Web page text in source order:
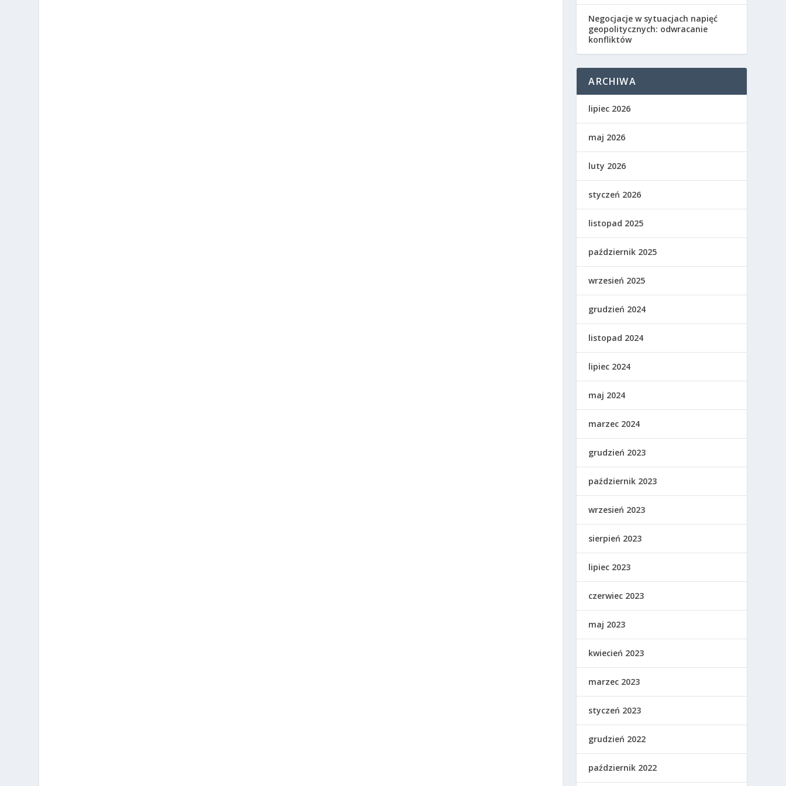
Negocjacje w sytuacjach napięć
geopolitycznych: odwracanie
konfliktów
ARCHIWA
lipiec 2026
maj 2026
luty 2026
styczeń 2026
listopad 2025
październik 2025
wrzesień 2025
grudzień 2024
listopad 2024
lipiec 2024
maj 2024
marzec 2024
grudzień 2023
październik 2023
wrzesień 2023
sierpień 2023
lipiec 2023
czerwiec 2023
maj 2023
kwiecień 2023
marzec 2023
styczeń 2023
grudzień 2022
październik 2022